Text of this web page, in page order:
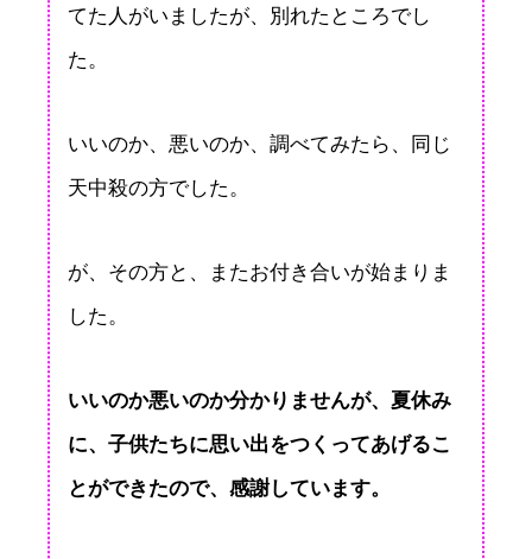
てた人がいましたが、別れたところでし
た。
いいのか、悪いのか、調べてみたら、同じ
天中殺の方でした。
が、その方と、またお付き合いが始まりま
した。
いいのか悪いのか分かりませんが、夏休み
に、子供たちに思い出をつくってあげるこ
とができたので、感謝しています。